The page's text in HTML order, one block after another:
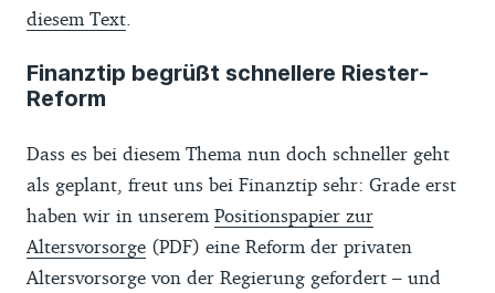
diesem Text
Finanztip begrüßt schnellere Riester-
Reform
Dass es bei diesem Thema nun doch schneller geht
als geplant, freut uns bei Finanztip sehr: Grade erst
haben wir in unserem Positionspapier zur
Altersvorsorge (PDF) eine Reform der privaten
Altersvorsorge von der Regierung gefordert – und